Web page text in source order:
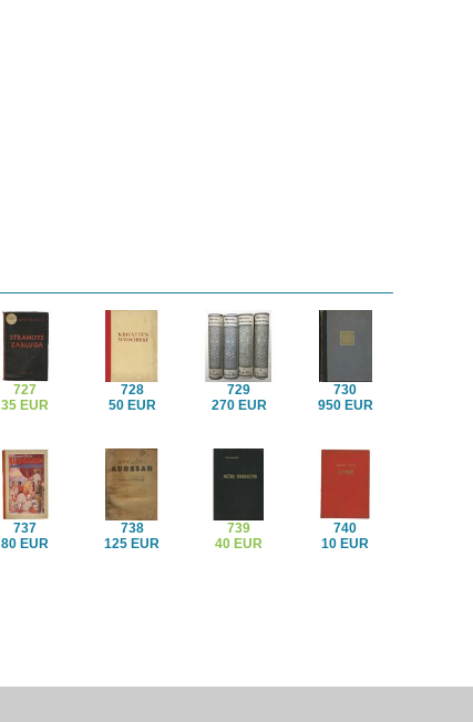
727
35 EUR
728
50 EUR
729
270 EUR
730
950 EUR
737
80 EUR
738
125 EUR
739
40 EUR
740
10 EUR